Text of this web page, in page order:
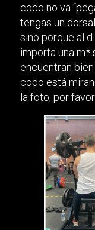
codo no va
tengas un
sino porque al
importa una m*
encuentran
codo está
la foto, por